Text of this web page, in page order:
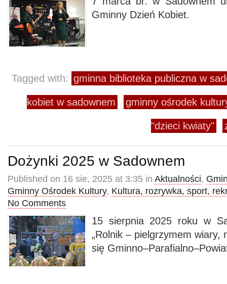
Gminny Dzień Kobiet.
Tagged with: gminna biblioteka publiczna w
kobiet w sadownem gminny ośrodek
"dzieci kwiaty"
Dożynki 2025 w Sadownem
Published on 16 sie, 2025 at 3:35 in Aktualności,
Gminny Ośrodek Kultury, Kultura, rozrywka, sport,
No Comments
15 sierpnia 2025 roku w
„Rolnik – pielgrzymem wiary,
się